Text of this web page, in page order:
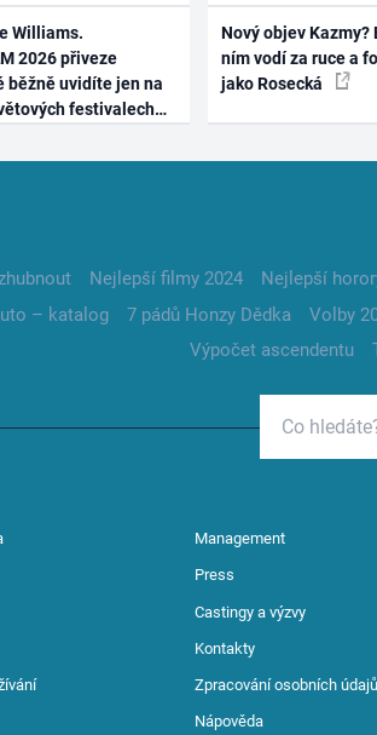
Williams.
2026 přiveze
běžně uvidíte jen na
festivalech
Nový objev Kazmy?
ním vodí za ruce a
jako Rosecká
Nejlepší filmy 2024 Nejlepší
– katalog
7 pádů Honzy Dědka Volby
Výpočet ascendentu
Management
Press
Castingy a výzvy
Kontakty
Zpracování osobních údajů
Nápověda